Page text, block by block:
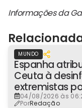
Informações da
MUNDO
Espanha
Ceuta à
extremistas
04/08/2026 às
PorRedação